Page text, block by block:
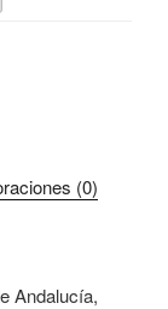
(0)
Andalucía,